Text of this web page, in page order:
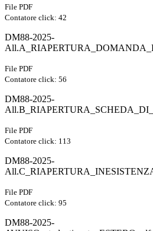
File PDF
Contatore click: 42
DM88-2025-
File PDF
Contatore click: 56
DM88-2025-
File PDF
Contatore click: 113
DM88-2025-
File PDF
Contatore click: 95
DM88-2025-